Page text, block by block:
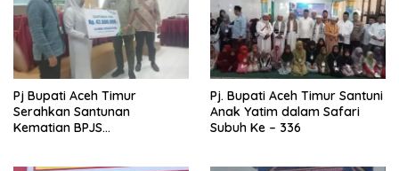
Pj Bupati Aceh Timur
Serahkan Santunan
Kematian BPJS
Pj. Bupati Aceh Timur Santuni
Anak Yatim dalam Safari
Subuh Ke – 336